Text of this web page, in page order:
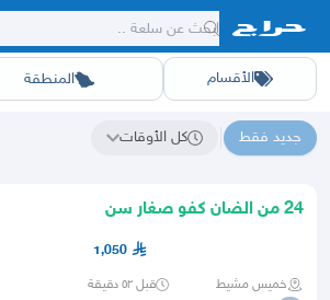
الأقسام المنطقة أجهزةعقار ديل وظائفالعابتدريب الشرقيهجدهمكه المدينةالطايف
جديد فقط كل الأوقات
24 من الضان كفو صغار سن
1,050
خميس مشيط قبل ٥٢ دقيقة